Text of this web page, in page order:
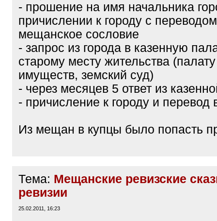
- прошение на имя начальника
причислении к городу с
мещанское сословие
- запрос из города в казенную
старому месту жительства (палату
имуществ, земский суд)
- через месяцев 5 ответ из
- причисление к городу и
Из мещан в купцы было попасть
Тема: Мещанские ревизские
ревизии
25.02.2011, 16:23